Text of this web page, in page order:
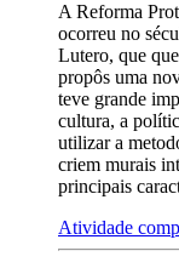
A Reforma
ocorreu no
Lutero, que
propôs uma
teve grande
cultura, a
utilizar a
criem murais
principais
Atividade